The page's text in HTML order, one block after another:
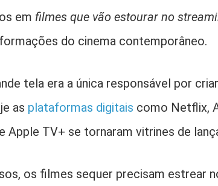
em filmes que vão estourar no
do cinema contemporâneo.
tela era a única responsável por
as plataformas digitais como Netflix,
Apple TV+ se tornaram vitrines de
os filmes sequer precisam estrear